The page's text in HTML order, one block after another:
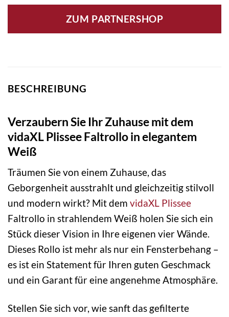
ZUM PARTNERSHOP
BESCHREIBUNG
Verzaubern Sie Ihr Zuhause mit dem
vidaXL Plissee Faltrollo in elegantem
Weiß
Träumen Sie von einem Zuhause, das
Geborgenheit ausstrahlt und gleichzeitig stilvoll
und modern wirkt? Mit dem vidaXL Plissee
Faltrollo in strahlendem Weiß holen Sie sich ein
Stück dieser Vision in Ihre eigenen vier Wände.
Dieses Rollo ist mehr als nur ein Fensterbehang –
es ist ein Statement für Ihren guten Geschmack
und ein Garant für eine angenehme Atmosphäre.
Stellen Sie sich vor, wie sanft das gefilterte